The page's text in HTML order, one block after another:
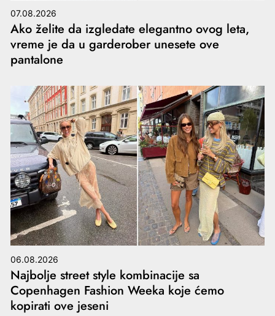
07.08.2026
Ako želite da izgledate elegantno ovog leta,
vreme je da u garderober unesete ove
pantalone
06.08.2026
Najbolje street style kombinacije sa
Copenhagen Fashion Weeka koje ćemo
kopirati ove jeseni